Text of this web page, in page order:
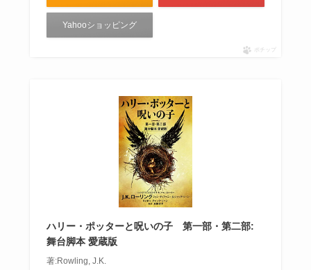
Yahooショッピング
ポチップ
ハリー・ポッターと呪いの子 第一部・第二部:
舞台脚本 愛蔵版
著:Rowling, J.K.